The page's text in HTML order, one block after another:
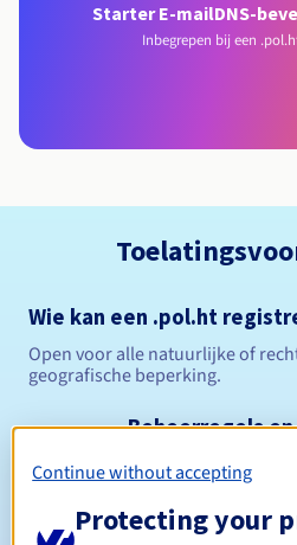
Starter E-mailDNS-
Inbegrepen bij een
Wie kan een .pol.ht
Open voor alle natuurlijke of
geografische beperking.
Beheerregels
Registratieperiode
Continue without accepting
Protecting your